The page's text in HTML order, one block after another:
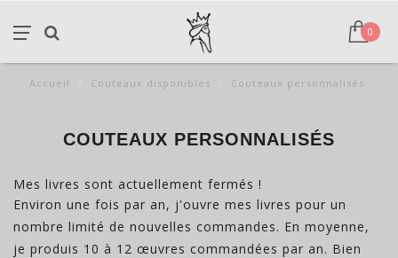
0
Accueil Couteaux disponibles Couteaux personnalisés
COUTEAUX PERSONNALISÉS
Mes livres sont actuellement fermés !
Environ une fois par an, j'ouvre mes livres pour un
nombre limité de nouvelles commandes. En moyenne,
je produis 10 à 12 œuvres commandées par an. Bien